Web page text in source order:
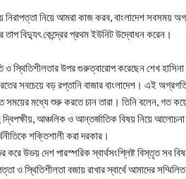
নিরাপত্তা নিয়ে আমরা কাজ করব, বাংলাদেশ সবসময়
তাপ বিদ্যুৎ কেন্দ্রের প্রথম ইউনিট উদ্বোধন করেন।
ও স্থিতিশীলতার উপর গুরুত্বারোপ করেছেন শেখ হাসিনা
সবচেয়ে বড় রপ্তানি বাজার বাংলাদেশ। এই
সময়ের মধ্যে শুরু করতে চান তারা। তিনি বলেন, গত
দ্বিপক্ষীয়, আঞ্চলিক ও আন্তর্জাতিক বিষয় নিয়ে
শক্তিশালী করা দরকার।
উভয় দেশ পারস্পরিক স্বার্থসংশ্লিষ্ট বিস্তৃত সব
স্থিতিশীলতা বজায় রাখার স্বার্থে আমাদের সম্মিলিত